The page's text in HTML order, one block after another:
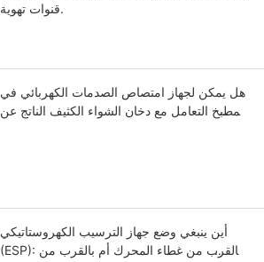
قنوات تهوية.
هل يمكن لجهاز امتصاص الصدمات الكهربائي في
المطبخ التعامل مع دخان الشواء الكثيف الناتج عن
أين ينبغي وضع جهاز الترسيب الكهروستاتيكي
(ESP): بالقرب من غطاء المحرك أم بالقرب من